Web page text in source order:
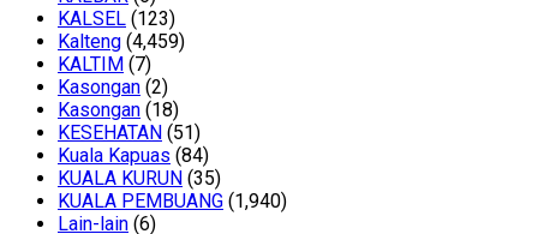
KALSEL (123)
Kalteng (4,459)
KALTIM (7)
Kasongan (2)
Kasongan (18)
KESEHATAN (51)
Kuala Kapuas (84)
KUALA KURUN (35)
KUALA PEMBUANG (1,940)
Lain-lain (6)